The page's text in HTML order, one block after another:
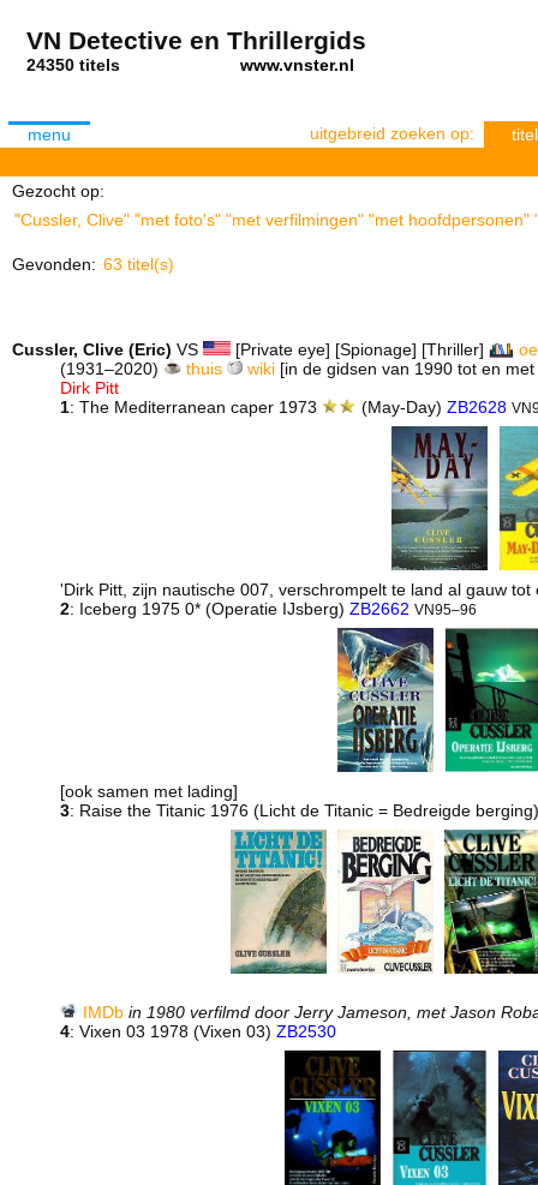
VN Detective en Thrillergids
24350 titels www.vnster.nl
menu uitgebreid zoeken op: titel
Gezocht op:
"Cussler, Clive" "met foto's" "met verfilmingen" "met
Gevonden: 63 titel(s)
Cussler, Clive (Eric) VS [Private eye] [Spionage] [Thriller]
(1931–2020)
thuis wiki[in de gidsen van 1990 tot en
Dirk Pitt
1: The Mediterranean caper 1973 (May-Day) ZB2628
'Dirk Pitt, zijn nautische 007, verschrompelt te land al gauw
2: Iceberg 1975 0* (Operatie IJsberg) ZB2662 VN95–96
[ook samen met lading]
3: Raise the Titanic 1976 (Licht de Titanic = Bedreigde
IMDb in 1980 verfilmd door Jerry Jameson, met Jason
4: Vixen 03 1978 (Vixen 03) ZB2530